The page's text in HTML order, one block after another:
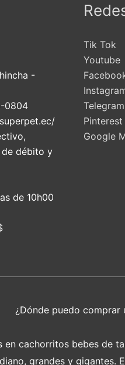
-
0804
débito y
de 10h00
Tik Tok
Youtube
Telegram
Pinterest
Google
¿Dónde puedo comprar
en cachorritos bebes de
grandes y gigantes.